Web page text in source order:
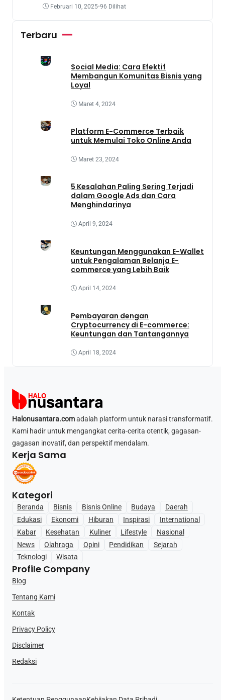
Memanfaatkan Lahan Yang Terbengkalai
Februari 10, 2025•96 Dilihat
Terbaru
Social Media: Cara Efektif
Membangun Komunitas Bisnis yang
Loyal
Maret 4, 2024
Platform E-Commerce Terbaik
untuk Memulai Toko Online Anda
Maret 23, 2024
5 Kesalahan Paling Sering Terjadi
dalam Google Ads dan Cara
Menghindarinya
April 9, 2024
Keuntungan Menggunakan E-Wallet
untuk Pengalaman Belanja E-
commerce yang Lebih Baik
April 14, 2024
Pembayaran dengan
Cryptocurrency di E-commerce:
Keuntungan dan Tantangannya
April 18, 2024
Halonusantara.comadalah platform untuk narasi transformatif.
Kami hadir untuk mengangkat cerita-cerita otentik, gagasan-
gagasan inovatif, dan perspektif mendalam.
Kerja Sama
Kategori
Beranda Bisnis Bisnis Online Budaya
Daerah
Edukasi
Ekonomi Hiburan Inspirasi
International
Kabar
Kesehatan Kuliner Lifestyle
Nasional
News
Olahraga Opini Pendidikan
Sejarah
Teknologi
Wisata
Profile Company
Blog
Tentang Kami
Kontak
Privacy Policy
Disclaimer
Redaksi